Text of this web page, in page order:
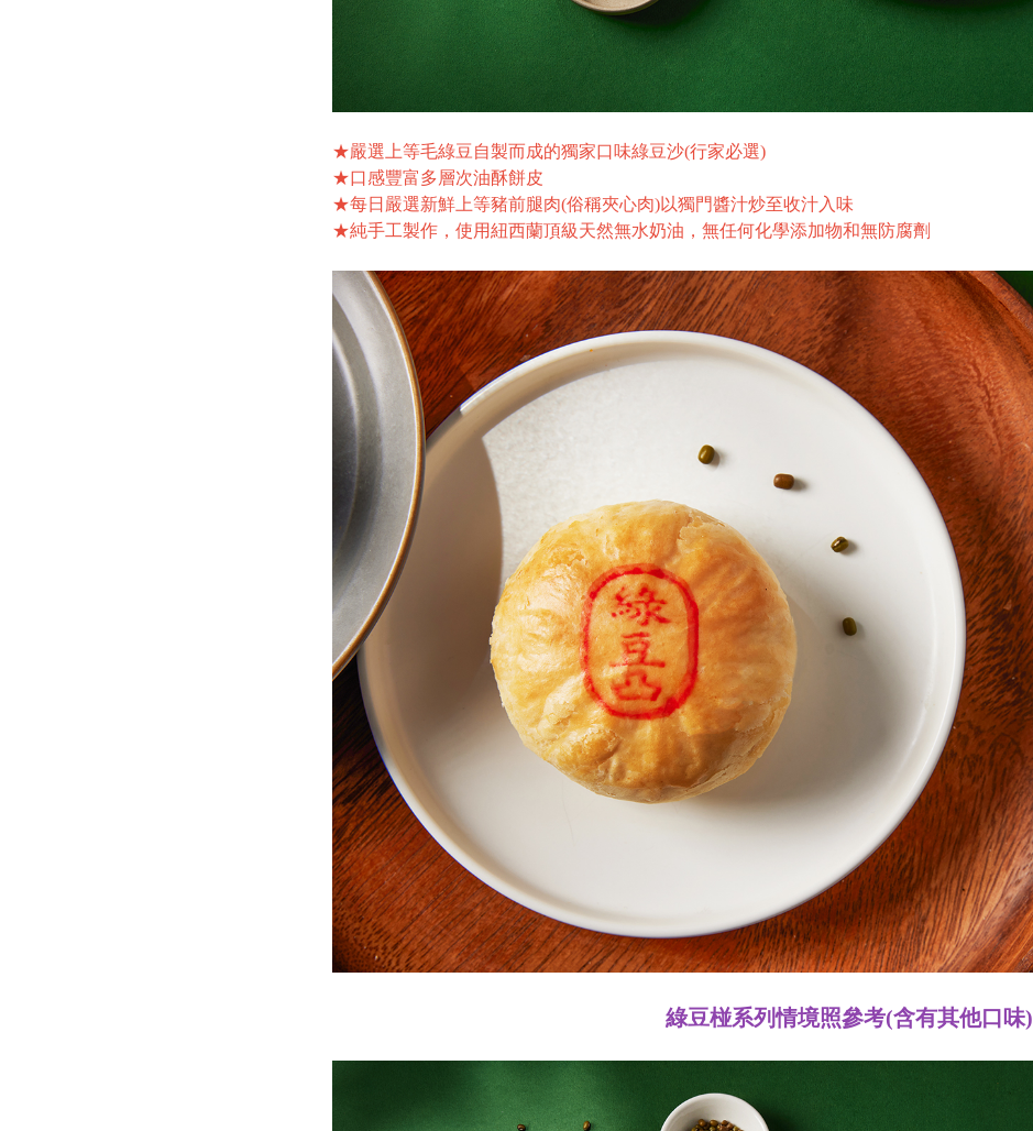
★嚴選上等毛綠豆自製而成的獨家口味綠豆沙(行家必選)
★口感豐富多層次油酥餅皮
★每日嚴選新鮮上等豬前腿肉(俗稱夾心肉)以獨門醬汁炒至收汁入味
★純手工製作，使用紐西蘭頂級天然無水奶油，無任何化學添加物和無防腐劑
綠豆椪系列情境照參考(含有其他口味)